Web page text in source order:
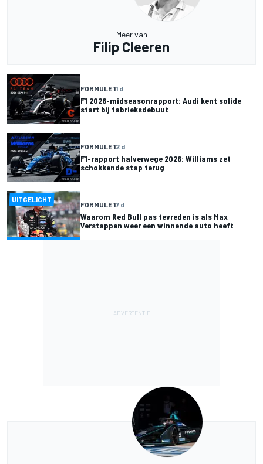
Meer van
Filip Cleeren
FORMULE 11 d
F1 2026-midseasonrapport: Audi kent solide
start bij fabrieksdebuut
FORMULE 12 d
F1-rapport halverwege 2026: Williams zet
schokkende stap terug
UITGELICHT
FORMULE 17 d
Waarom Red Bull pas tevreden is als Max
Verstappen weer een winnende auto heeft